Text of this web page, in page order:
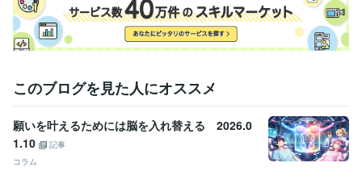
このブログを見た人にオススメ
願いを叶えるためには脳を入れ替える 2026.0
1.10
記事
コラム